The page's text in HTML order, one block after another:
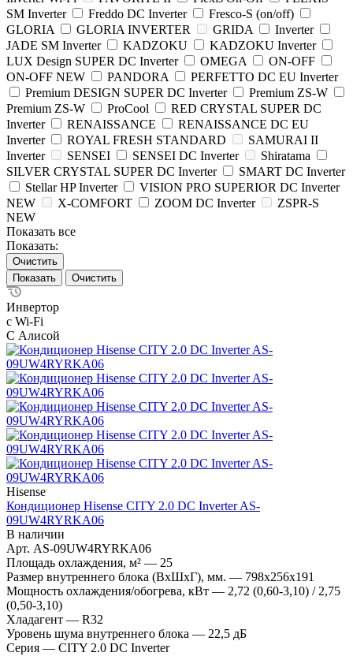
SM Inverter
Freddo DC Inverter
Fresco-S (on/off)
GLORIA
GLORIA INVERTER GRIDA
Inverter
JADE SM Inverter
KADZOKU
KADZOKU Inverter
LUX Design SUPER DC Inverter
OMEGA
ON-OFF
ON-OFF NEW
PANDORA
PERFETTO DC EU Inverter
Premium DESIGN SUPER DC Inverter
Premium ZS-W
Premium ZS-W
ProCool
RED CRYSTAL SUPER DC
Inverter
RENAISSANCE
RENAISSANCE DC EU
Inverter
ROYAL FRESH STANDARD
SAMURAI II
Inverter
SENSEI SENSEI DC Inverter
Shiratama
SILVER CRYSTAL SUPER DC Inverter
SMART DC Inverter
Stellar HP Inverter
VISION PRO SUPERIOR DC Inverter
NEW
X-COMFORT ZOOM DC Inverter
ZSPR-S
NEW
Показать все
Показать:
Очистить
Очистить
Инвертор
с Wi-Fi
С Алисой
Hisense
Кондиционер Hisense CITY 2.0 DC Inverter AS-
09UW4RYRKA06
В наличии
Арт. AS-09UW4RYRKA06
Площадь охлаждения, м² — 25
Размер внутреннего блока (ВхШхГ), мм. — 798x256x191
Мощность охлаждения/обогрева, кВт — 2,72 (0,60-3,10) / 2,75
(0,50-3,10)
Хладагент — R32
Уровень шума внутреннего блока — 22,5 дБ
Серия — CITY 2.0 DC Inverter